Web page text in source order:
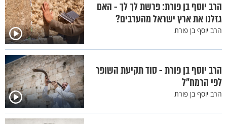
הרב יוסף בן פורת: פרשת לך לך - האם
גזלנו את ארץ ישראל מהערבים?
הרב יוסף בן פורת
הרב יוסף בן פורת - סוד תקיעת השופר
לפי הרמח"ל
הרב יוסף בן פורת